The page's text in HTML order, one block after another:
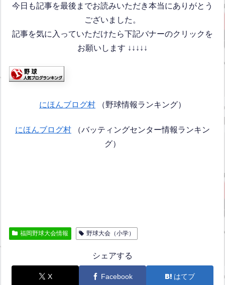
今日も記事を最後までお読みいただき本当にありがとう
ございました。
記事を気に入っていただけたら下記バナーのクリックを
お願いします ↓↓↓↓↓
にほんブログ村 （野球情報ランキング）
にほんブログ村 （バッティングセンター情報ランキン
グ）
福岡野球大会情報 野球大会（小学）
シェアする
X Facebook はてブ